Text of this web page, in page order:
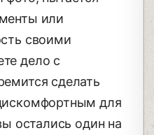
или
своими
дело с
сделать
для
остались один на